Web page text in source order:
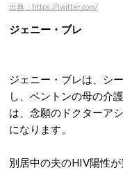
出典：https://twitter.com/
ジェニー・ブレ
ジェニー・ブレは、シ
し、ベントンの母の介
は、念願のドクターア
になります。
別居中の夫のHIV陽性